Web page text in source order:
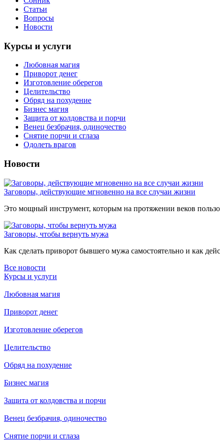
Статьи
Вопросы
Новости
Курсы и услуги
Любовная магия
Приворот денег
Изготовление оберегов
Целительство
Обряд на похудение
Бизнес магия
Защита от колдовства и порчи
Венец безбрачия, одиночество
Снятие порчи и сглаза
Одолеть врагов
Новости
Заговоры, действующие мгновенно на все случаи жизни
Это мощный инструмент, которым на протяжении веков
Заговоры, чтобы вернуть мужа
Как сделать приворот бывшего мужа самостоятельно и как
Все новости
Курсы и услуги
Любовная магия
Приворот денег
Изготовление оберегов
Целительство
Обряд на похудение
Бизнес магия
Защита от колдовства и порчи
Венец безбрачия, одиночество
Снятие порчи и сглаза